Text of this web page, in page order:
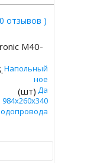
отзывов )
Напольный
Да
984x260x340
M40-
(шт)